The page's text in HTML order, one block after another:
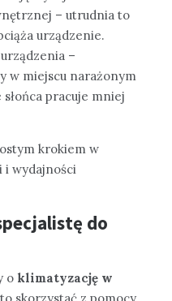
– utrudnia to
urządzenie.
–
w miejscu narażonym
pracuje mniej
krokiem w
i wydajności
do
o klimatyzację w
skorzystać z pomocy